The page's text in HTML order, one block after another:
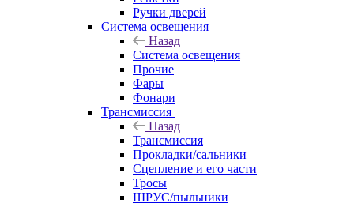
Ручки дверей
Система освещения
Назад
Система освещения
Прочие
Фары
Фонари
Трансмиссия
Назад
Трансмиссия
Прокладки/сальники
Сцепление и его части
Тросы
ШРУС/пыльники